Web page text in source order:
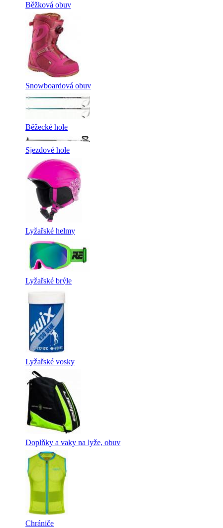
Běžková obuv
Snowboardová obuv
Běžecké hole
Sjezdové hole
Lyžařské helmy
Lyžařské brýle
Lyžařské vosky
Doplňky a vaky na lyže, obuv
Chrániče